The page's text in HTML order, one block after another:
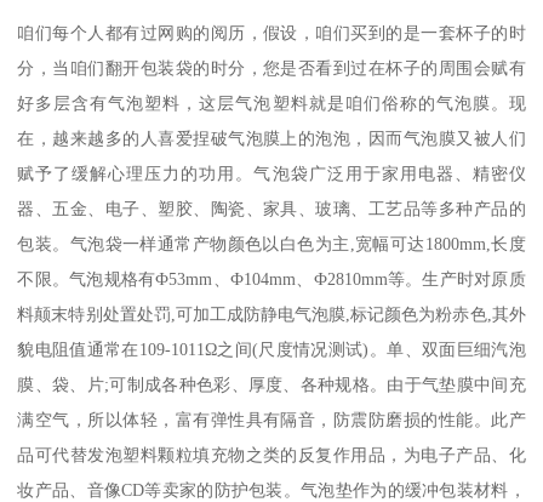
咱们每个人都有过网购的阅历，假设，咱们买到的是一套杯子的时
分，当咱们翻开包装袋的时分，您是否看到过在杯子的周围会赋有
好多层含有气泡塑料，这层气泡塑料就是咱们俗称的气泡膜。现
在，越来越多的人喜爱捏破气泡膜上的泡泡，因而气泡膜又被人们
赋予了缓解心理压力的功用。气泡袋广泛用于家用电器、精密仪
器、五金、电子、塑胶、陶瓷、家具、玻璃、工艺品等多种产品的
包装。气泡袋一样通常产物颜色以白色为主,宽幅可达1800mm,长度
不限。气泡规格有Ф53mm、Ф104mm、Ф2810mm等。生产时对原质
料颠末特别处置处罚,可加工成防静电气泡膜,标记颜色为粉赤色,其外
貌电阻值通常在109-1011Ω之间(尺度情况测试)。单、双面巨细汽泡
膜、袋、片;可制成各种色彩、厚度、各种规格。由于气垫膜中间充
满空气，所以体轻，富有弹性具有隔音，防震防磨损的性能。此产
品可代替发泡塑料颗粒填充物之类的反复作用品，为电子产品、化
妆产品、音像CD等卖家的防护包装。气泡垫作为的缓冲包装材料，